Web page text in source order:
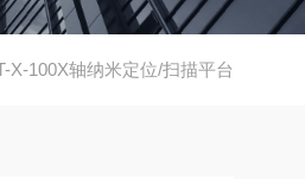
X-100X轴纳米定位/扫描平台